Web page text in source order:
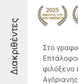
Διακριθέντες
Στο
φιλόξενο